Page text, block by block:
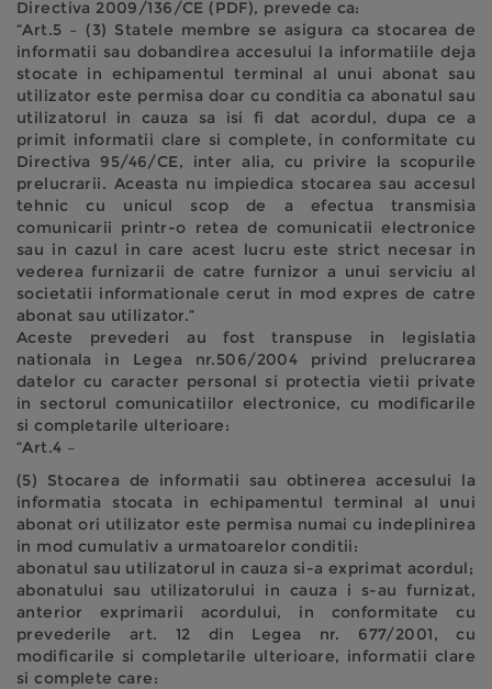
Directiva 2009/136/CE (PDF), prevede ca:
“Art.5 – (3) Statele membre se asigura ca stocarea de
informatii sau dobandirea accesului la informatiile deja
stocate in echipamentul terminal al unui abonat sau
utilizator este permisa doar cu conditia ca abonatul sau
utilizatorul in cauza sa isi fi dat acordul, dupa ce a
primit informatii clare si complete, in conformitate cu
Directiva 95/46/CE, inter alia, cu privire la scopurile
prelucrarii. Aceasta nu impiedica stocarea sau accesul
tehnic cu unicul scop de a efectua transmisia
comunicarii printr-o retea de comunicatii electronice
sau in cazul in care acest lucru este strict necesar in
vederea furnizarii de catre furnizor a unui serviciu al
societatii informationale cerut in mod expres de catre
abonat sau utilizator.”
Aceste prevederi au fost transpuse in legislatia
nationala in Legea nr.506/2004 privind prelucrarea
datelor cu caracter personal si protectia vietii private
in sectorul comunicatiilor electronice, cu modificarile
si completarile ulterioare:
“Art.4 –
(5) Stocarea de informatii sau obtinerea accesului la
informatia stocata in echipamentul terminal al unui
abonat ori utilizator este permisa numai cu indeplinirea
in mod cumulativ a urmatoarelor conditii:
abonatul sau utilizatorul in cauza si-a exprimat acordul;
abonatului sau utilizatorului in cauza i s-au furnizat,
anterior exprimarii acordului, in conformitate cu
prevederile art. 12 din Legea nr. 677/2001, cu
modificarile si completarile ulterioare, informatii clare
si complete care: